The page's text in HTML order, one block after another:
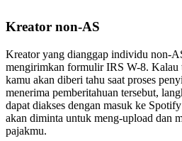
Kreator non-AS
Kreator yang dianggap individu non-
mengirimkan formulir IRS W-8. Kalau
kamu akan diberi tahu saat proses
menerima pemberitahuan tersebut,
dapat diakses dengan masuk ke
akan diminta untuk meng-upload dan
pajakmu.